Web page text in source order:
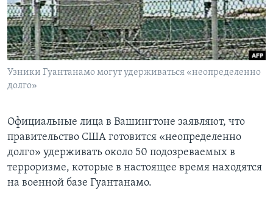
Learning English
СОЦИАЛЬНЫЕ СЕТИ
Узники Гуантанамо могут удерживаться «неопределенно
долго»
Официальные лица в Вашингтоне заявляют, что
правительство США готовится «неопределенно
долго» удерживать около 50 подозреваемых в
терроризме, которые в настоящее время находятся
на военной базе Гуантанамо.